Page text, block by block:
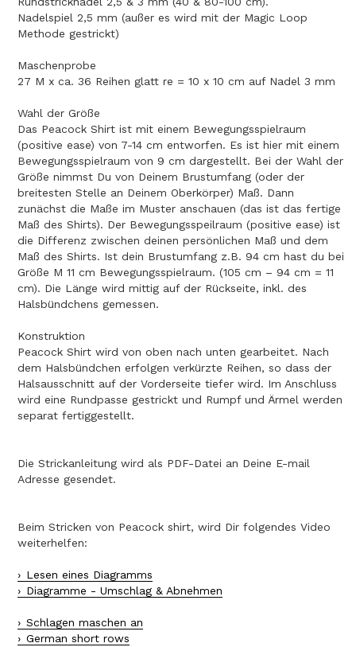
Nadelspiel 2,5 mm (außer es wird mit der Magic Loop
Methode gestrickt)
Maschenprobe
27 M x ca. 36 Reihen glatt re = 10 x 10 cm auf Nadel 3 mm
Wahl der Größe
Das Peacock Shirt ist mit einem Bewegungsspielraum
(positive ease) von 7-14 cm entworfen. Es ist hier mit einem
Bewegungsspielraum von 9 cm dargestellt. Bei der Wahl der
Größe nimmst Du von Deinem Brustumfang (oder der
breitesten Stelle an Deinem Oberkörper) Maß. Dann
zunächst die Maße im Muster anschauen (das ist das fertige
Maß des Shirts). Der Bewegungsspeilraum (positive ease) ist
die Differenz zwischen deinen persönlichen Maß und dem
Maß des Shirts. Ist dein Brustumfang z.B. 94 cm hast du bei
Größe M 11 cm Bewegungsspielraum. (105 cm – 94 cm = 11
cm). Die Länge wird mittig auf der Rückseite, inkl. des
Halsbündchens gemessen.
Konstruktion
Peacock Shirt wird von oben nach unten gearbeitet. Nach
dem Halsbündchen erfolgen verkürzte Reihen, so dass der
Halsausschnitt auf der Vorderseite tiefer wird. Im Anschluss
wird eine Rundpasse gestrickt und Rumpf und Ärmel werden
separat fertiggestellt.
Die Strickanleitung wird als PDF-Datei an Deine E-mail
Adresse gesendet.
Beim Stricken von Peacock shirt, wird Dir folgendes Video
weiterhelfen:
Lesen eines Diagramms
Diagramme - Umschlag & Abnehmen
Schlagen maschen an
German short rows